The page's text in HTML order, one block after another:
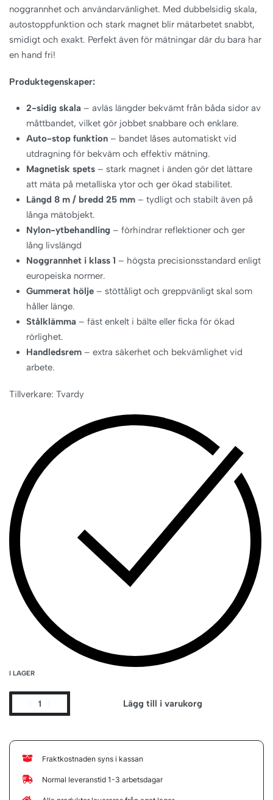
noggrannhet och användarvänlighet. Med dubbelsidig skala,
autostoppfunktion och stark magnet blir mätarbetet snabbt,
smidigt och exakt. Perfekt även för mätningar där du bara har
en hand fri!
Produktegenskaper:
2-sidig skala – avläs längder bekvämt från båda sidor av
måttbandet, vilket gör jobbet snabbare och enklare.
Auto-stop funktion – bandet låses automatiskt vid
utdragning för bekväm och effektiv mätning.
Magnetisk spets – stark magnet i änden gör det lättare
att mäta på metalliska ytor och ger ökad stabilitet.
Längd 8 m / bredd 25 mm – tydligt och stabilt även på
långa mätobjekt.
Nylon-ytbehandling – förhindrar reflektioner och ger
lång livslängd
Noggrannhet i klass 1 – högsta precisionsstandard enligt
europeiska normer.
Gummerat hölje – stöttåligt och greppvänligt skal som
håller länge.
Stålklämma – fäst enkelt i bälte eller ficka för ökad
rörlighet.
Handledsrem – extra säkerhet och bekvämlighet vid
arbete.
Tillverkare: Tvardy
I LAGER
Lägg till i varukorg
Fraktkostnaden syns i kassan
Normal leveranstid 1-3 arbetsdagar